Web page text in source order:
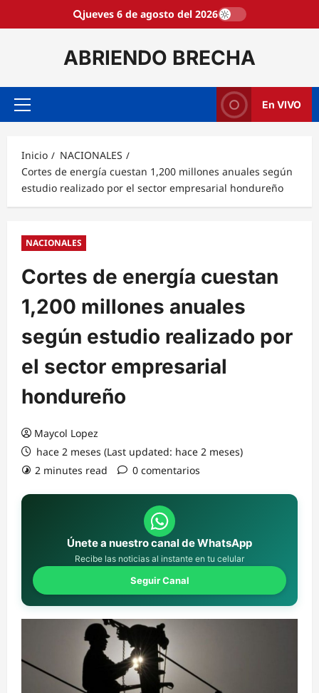
jueves 6 de agosto del 2026
ABRIENDO BRECHA
Menú
En VIVO
Inicio
NACIONALES
Cortes de energía cuestan 1,200 millones anuales según
estudio realizado por el sector empresarial hondureño
NACIONALES
Cortes de energía cuestan
1,200 millones anuales
según estudio realizado por
el sector empresarial
hondureño
Maycol Lopez
hace 2 meses (Last updated: hace 2 meses)
2 minutes read
0 comentarios
Únete a nuestro canal de WhatsApp
Recibe las noticias al instante en tu celular
Seguir Canal